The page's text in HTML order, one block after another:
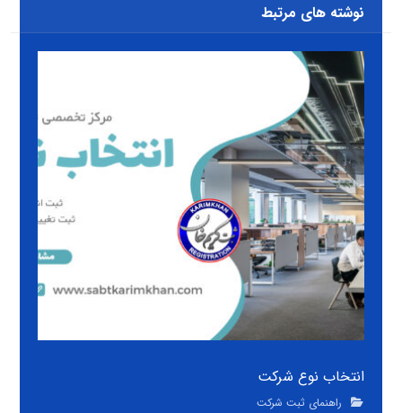
نوشته های مرتبط
انتخاب نوع شرکت
راهنمای ثبت شرکت